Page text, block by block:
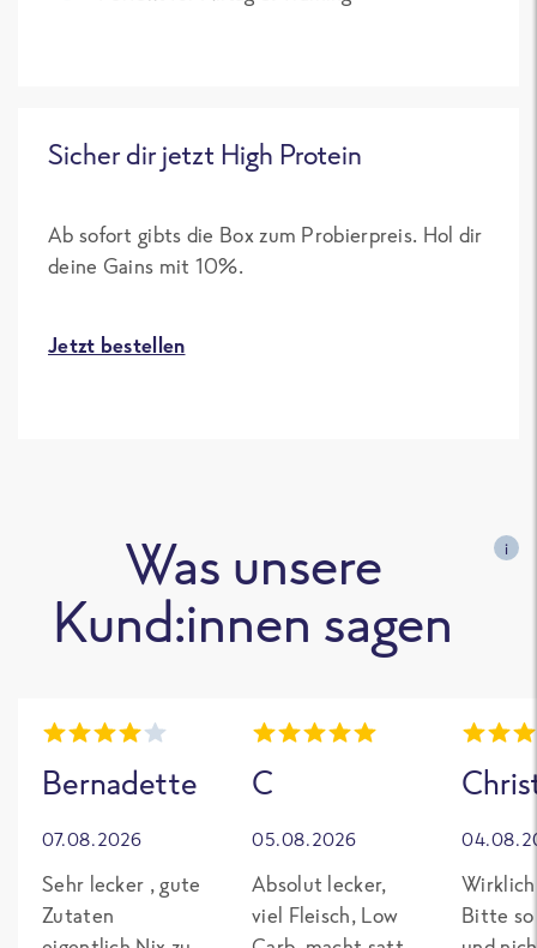
Sicher dir jetzt High Protein
Ab sofort gibts die Box zum Probierpreis. Hol dir
deine Gains mit 10%.
Jetzt bestellen
Was unsere
Kund:innen sagen
i
Bernadette
07.08.2026
Sehr lecker , gute
Zutaten
C
05.08.2026
Absolut lecker,
viel Fleisch, Low
Bitte so